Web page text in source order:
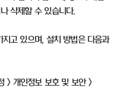
삭제할 수 있습니다.
지고 있으며, 설치 방법은 다음과
> 개인정보 보호 및 보안>